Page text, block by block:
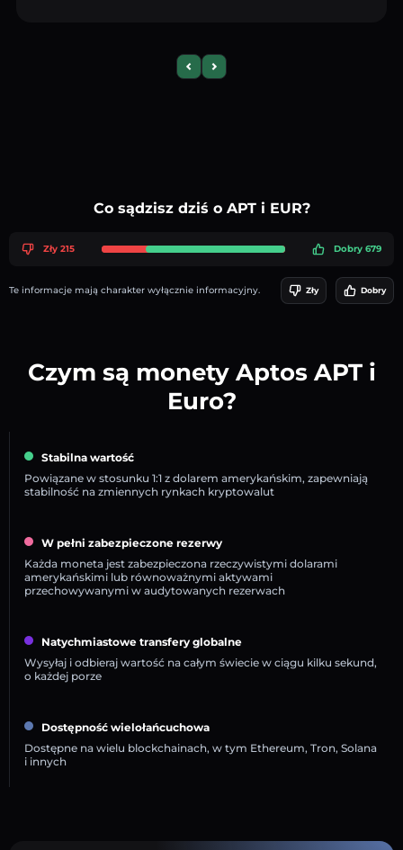
Previous slide
Next slide
Co sądzisz dziś o APT i EUR?
Zły 215 Dobry 679
Te informacje mają charakter wyłącznie informacyjny. Zły Dobry
Czym są monety Aptos APT i
Euro?
Stabilna wartość
Powiązane w stosunku 1:1 z dolarem amerykańskim, zapewniają
stabilność na zmiennych rynkach kryptowalut
W pełni zabezpieczone rezerwy
Każda moneta jest zabezpieczona rzeczywistymi dolarami
amerykańskimi lub równoważnymi aktywami
przechowywanymi w audytowanych rezerwach
Natychmiastowe transfery globalne
Wysyłaj i odbieraj wartość na całym świecie w ciągu kilku sekund,
o każdej porze
Dostępność wielołańcuchowa
Dostępne na wielu blockchainach, w tym Ethereum, Tron, Solana
i innych